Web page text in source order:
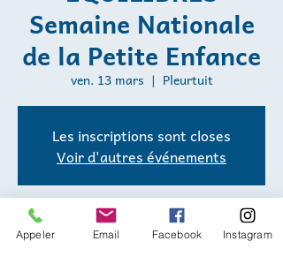
Semaine Nationale
de la Petite Enfance
ven. 13 mars
  |
Pleurtuit
Les inscriptions sont closes
Voir d'autres événements
Heure et lieu
Appeler Email Facebook Instagram